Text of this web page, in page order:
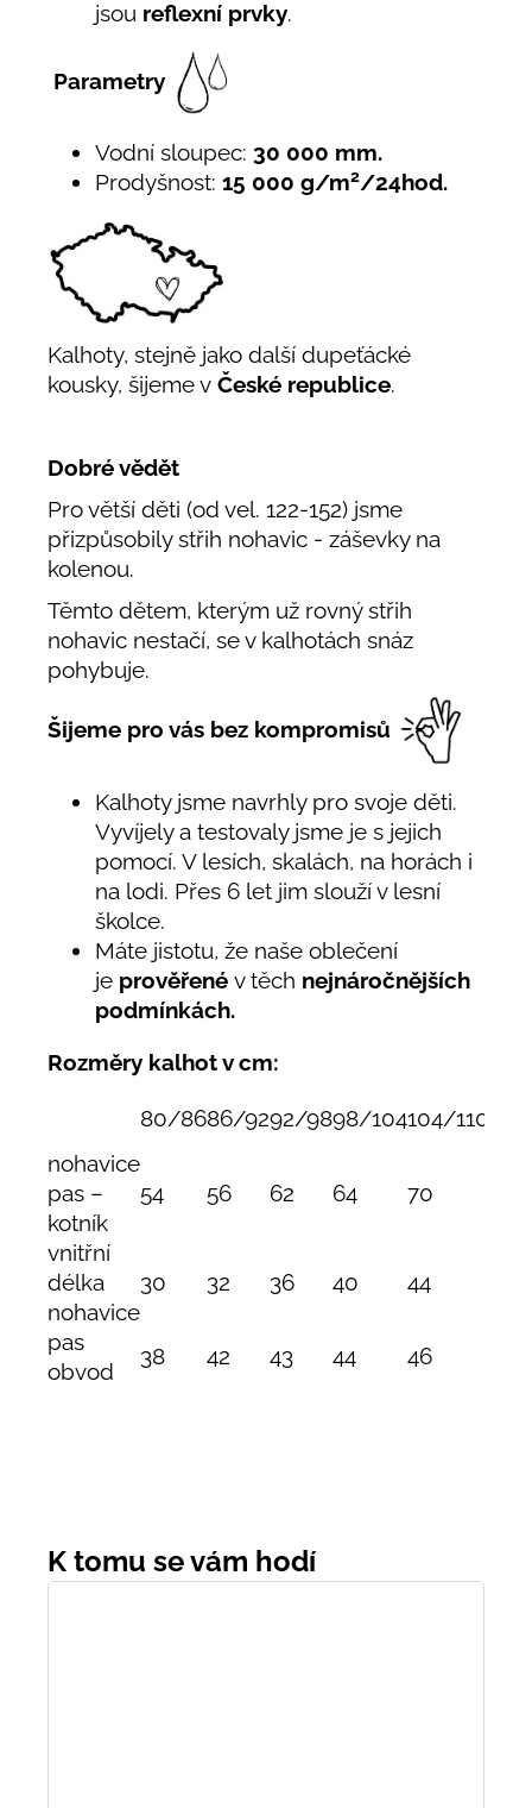
jsou reflexní prvky.
Parametry
Vodní sloupec: 30 000 mm.
Prodyšnost: 15 000 g/m2/24hod.
Kalhoty, stejně jako další dupeťácké
kousky, šijeme v České republice.
Dobré vědět
Pro větší děti (od vel. 122-152) jsme
přizpůsobily střih nohavic - záševky na
kolenou.
Těmto dětem, kterým už rovný střih
nohavic nestačí, se v kalhotách snáz
pohybuje.
Šijeme pro vás bez kompromisů
Kalhoty jsme navrhly pro svoje děti.
Vyvíjely a testovaly jsme je s jejich
pomocí. V lesích, skalách, na horách i
na lodi. Přes 6 let jim slouží v lesní
školce.
Máte jistotu, že naše oblečení
je prověřené v těch nejnáročnějších
podmínkách.
Rozměry kalhot v cm:
80/8686/9292/9898/104104/110
nohavice
pas –
kotník
54 56 62 64 70
vnitřní
délka
nohavice
30 32 36 40 44
pas
obvod
38 42 43 44 46